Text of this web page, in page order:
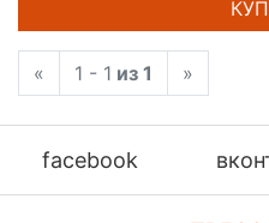
« 1 - 1 из 1 »
facebook